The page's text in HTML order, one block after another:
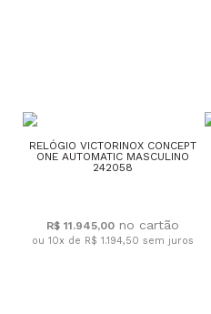
RELÓGIO VICTORINOX CONCEPT
ONE AUTOMATIC MASCULINO
242058
R$ 11.945,00
ou 10x de R$ 1.194,50 sem juros